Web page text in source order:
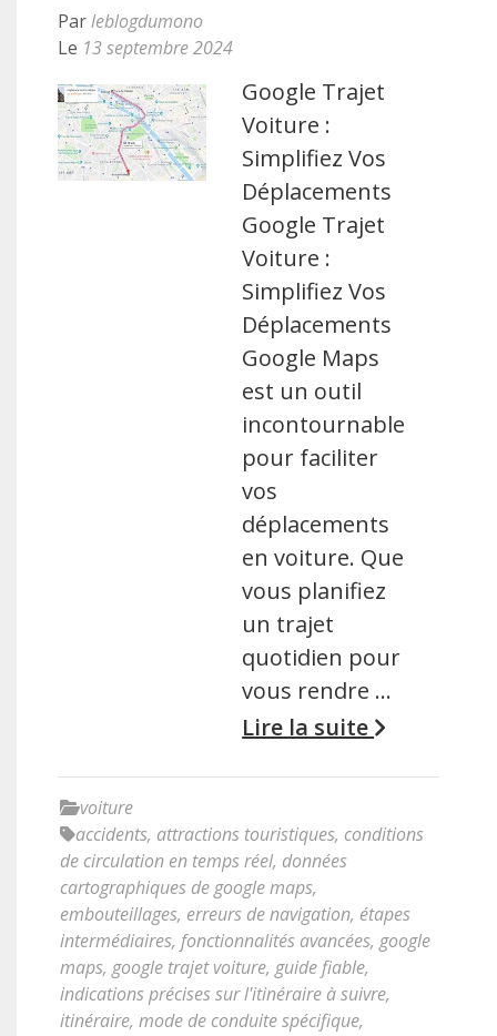
Parleblogdumono
Le 13 septembre 2024
Google Trajet
Voiture :
Simplifiez Vos
Déplacements
Google Trajet
Voiture :
Simplifiez Vos
Déplacements
Google Maps
est un outil
incontournable
pour faciliter
vos
déplacements
en voiture. Que
vous planifiez
un trajet
quotidien pour
vous rendre …
Lire la suite
voiture
accidents, attractions touristiques, conditions
de circulation en temps réel, données
cartographiques de google maps,
embouteillages, erreurs de navigation, étapes
intermédiaires, fonctionnalités avancées, google
maps, google trajet voiture, guide fiable,
indications précises sur l'itinéraire à suivre,
itinéraire, mode de conduite spécifique,